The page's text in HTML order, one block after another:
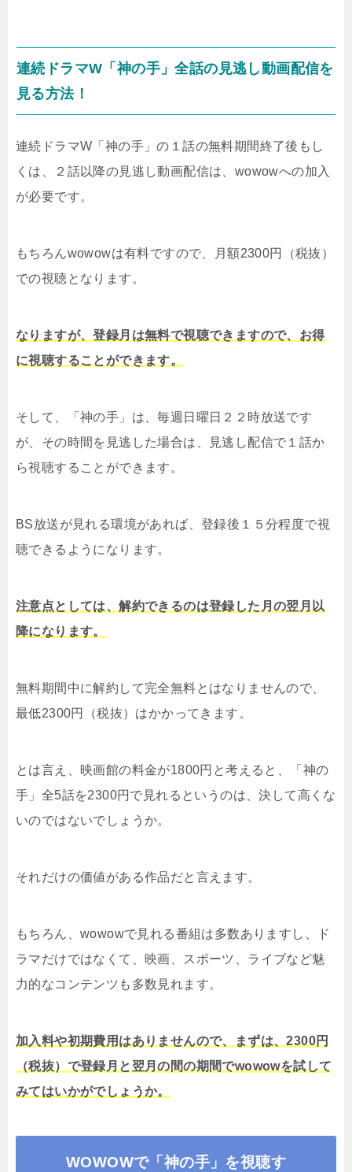
連続ドラマW「神の手」全話の見逃し動画配信を
見る方法！
連続ドラマW「神の手」の１話の無料期間終了後もし
くは、２話以降の見逃し動画配信は、wowowへの加入
が必要です。
もちろんwowowは有料ですので、月額2300円（税抜）
での視聴となります。
なりますが、登録月は無料で視聴できますので、お得
に視聴することができます。
そして、「神の手」は、毎週日曜日２２時放送です
が、その時間を見逃した場合は、見逃し配信で１話か
ら視聴することができます。
BS放送が見れる環境があれば、登録後１５分程度で視
聴できるようになります。
注意点としては、解約できるのは登録した月の翌月以
降になります。
無料期間中に解約して完全無料とはなりませんので、
最低2300円（税抜）はかかってきます。
とは言え、映画館の料金が1800円と考えると、「神の
手」全5話を2300円で見れるというのは、決して高くな
いのではないでしょうか。
それだけの価値がある作品だと言えます。
もちろん、wowowで見れる番組は多数ありますし、ド
ラマだけではなくて、映画、スポーツ、ライブなど魅
力的なコンテンツも多数見れます。
加入料や初期費用はありませんので、まずは、2300円
（税抜）で登録月と翌月の間の期間でwowowを試して
みてはいかがでしょうか。
WOWOWで「神の手」を視聴す